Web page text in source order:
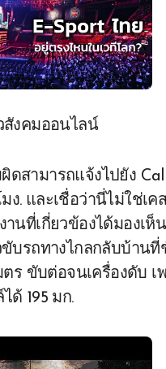
สามารถแจ้งไปยัง
ง. และเชื่อว่านี่ไม่ใช่เ
นที่เกี่ยวข้องได้มองเห็
ขับรถทางไกลกลับบ้า
ตร ขับต่อจนเครื่องดับ
ด้ 195 มก.